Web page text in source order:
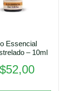
Essencial
– 10ml
52,00